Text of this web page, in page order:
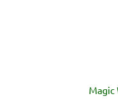
Magic